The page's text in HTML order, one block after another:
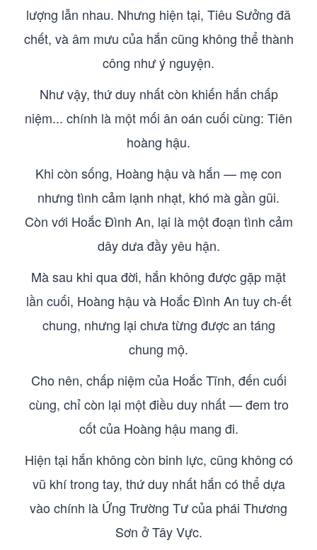
lượng lẫn nhau. Nhưng hiện tại, Tiêu Sưởng đã
chết, và âm mưu của hắn cũng không thể thành
công như ý nguyện.
Như vậy, thứ duy nhất còn khiến hắn chấp
niệm... chính là một mối ân oán cuối cùng: Tiên
hoàng hậu.
Khi còn sống, Hoàng hậu và hắn — mẹ con
nhưng tình cảm lạnh nhạt, khó mà gần gũi.
Còn với Hoắc Đình An, lại là một đoạn tình cảm
dây dưa đầy yêu hận.
Mà sau khi qua đời, hắn không được gặp mặt
lần cuối, Hoàng hậu và Hoắc Đình An tuy ch-ết
chung, nhưng lại chưa từng được an táng
chung mộ.
Cho nên, chấp niệm của Hoắc Tĩnh, đến cuối
cùng, chỉ còn lại một điều duy nhất — đem tro
cốt của Hoàng hậu mang đi.
Hiện tại hắn không còn binh lực, cũng không có
vũ khí trong tay, thứ duy nhất hắn có thể dựa
vào chính là Ứng Trường Tư của phái Thương
Sơn ở Tây Vực.